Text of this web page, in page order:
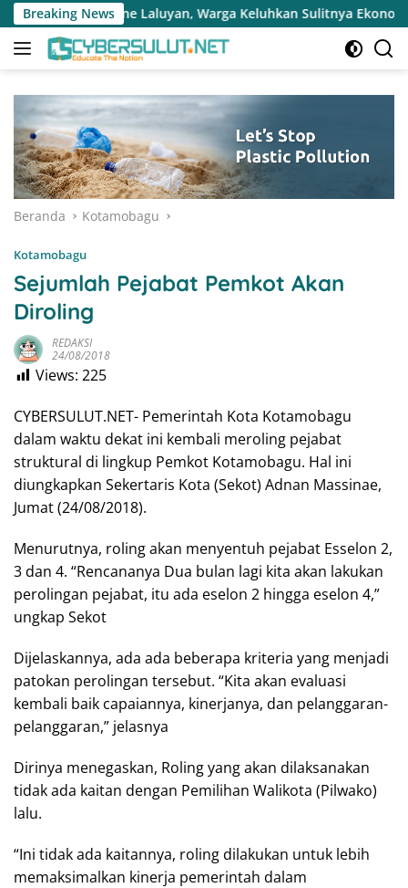
Langsung
ke
konten
Breaking News
Warga Keluhkan Sulitnya Ekonomi dan Akses Pasar UMKM
Beranda Kotamobagu
Kotamobagu
Sejumlah Pejabat Pemkot Akan
Diroling
REDAKSI
24/08/2018
Views: 225
CYBERSULUT.NET- Pemerintah Kota Kotamobagu
dalam waktu dekat ini kembali meroling pejabat
struktural di lingkup Pemkot Kotamobagu. Hal ini
diungkapkan Sekertaris Kota (Sekot) Adnan Massinae,
Jumat (24/08/2018).
Menurutnya, roling akan menyentuh pejabat Esselon 2,
3 dan 4. “Rencananya Dua bulan lagi kita akan lakukan
perolingan pejabat, itu ada eselon 2 hingga eselon 4,”
ungkap Sekot
Dijelaskannya, ada ada beberapa kriteria yang menjadi
patokan perolingan tersebut. “Kita akan evaluasi
kembali baik capaiannya, kinerjanya, dan pelanggaran-
pelanggaran,” jelasnya
Dirinya menegaskan, Roling yang akan dilaksanakan
tidak ada kaitan dengan Pemilihan Walikota (Pilwako)
lalu.
“Ini tidak ada kaitannya, roling dilakukan untuk lebih
memaksimalkan kinerja pemerintah dalam